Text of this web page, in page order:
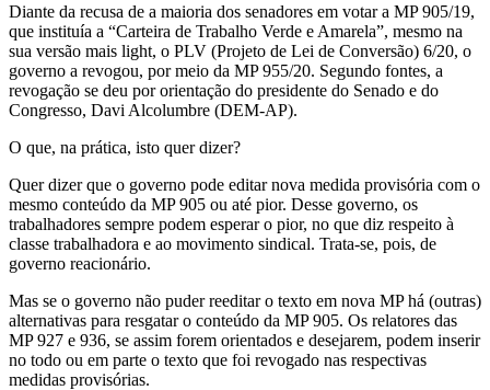
Diante da recusa de a maioria dos senadores em votar a MP 905/19,
que instituía a “Carteira de Trabalho Verde e Amarela”, mesmo na
sua versão mais light, o PLV (Projeto de Lei de Conversão) 6/20, o
governo a revogou, por meio da MP 955/20. Segundo fontes, a
revogação se deu por orientação do presidente do Senado e do
Congresso, Davi Alcolumbre (DEM-AP).
O que, na prática, isto quer dizer?
Quer dizer que o governo pode editar nova medida provisória com o
mesmo conteúdo da MP 905 ou até pior. Desse governo, os
trabalhadores sempre podem esperar o pior, no que diz respeito à
classe trabalhadora e ao movimento sindical. Trata-se, pois, de
governo reacionário.
Mas se o governo não puder reeditar o texto em nova MP há (outras)
alternativas para resgatar o conteúdo da MP 905. Os relatores das
MP 927 e 936, se assim forem orientados e desejarem, podem inserir
no todo ou em parte o texto que foi revogado nas respectivas
medidas provisórias.